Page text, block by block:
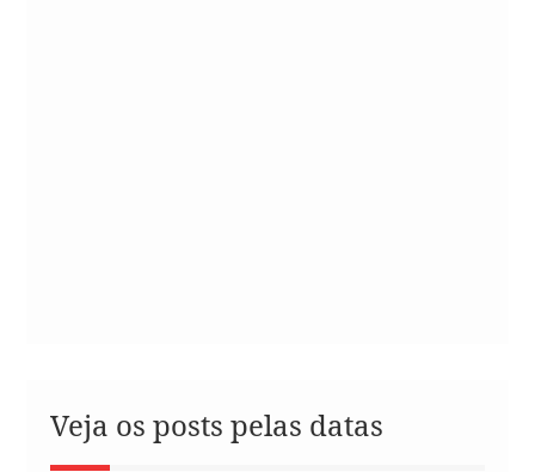
Veja os posts pelas datas